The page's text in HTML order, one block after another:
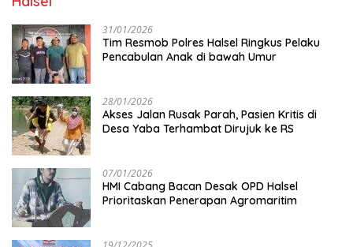
31/01/2026
Tim Resmob Polres Halsel Ringkus Pelaku
Pencabulan Anak di bawah Umur
28/01/2026
Akses Jalan Rusak Parah, Pasien Kritis di
Desa Yaba Terhambat Dirujuk ke RS
07/01/2026
HMI Cabang Bacan Desak OPD Halsel
Prioritaskan Penerapan Agromaritim